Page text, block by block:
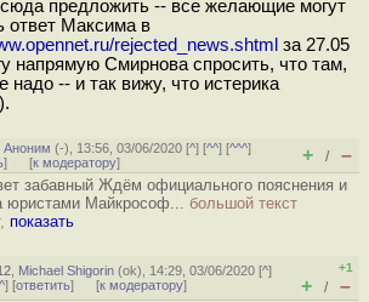
сюда предложить -- все желающие могут
ответ Максима в
rejected_news.shtml за 27.05
напрямую Смирнова спросить, что там,
надо -- и так вижу, что истерика
,Аноним (-), 13:56, 03/06/2020 [^] [^^] [^^^]
] [к модератору] + / –
забавный Ждём официального пояснения и
юристами Майкрософ... большой текст
показать
Michael Shigorin (ok), 14:29, 03/06/2020 [^]
] [ответить] [к модератору]
+1
+ / –